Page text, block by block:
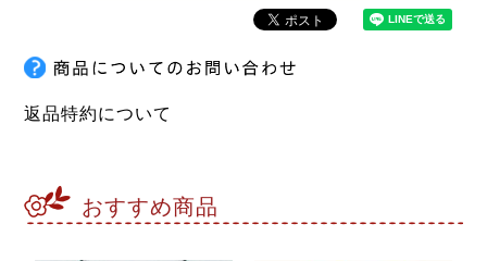
返品特約について
おすすめ商品